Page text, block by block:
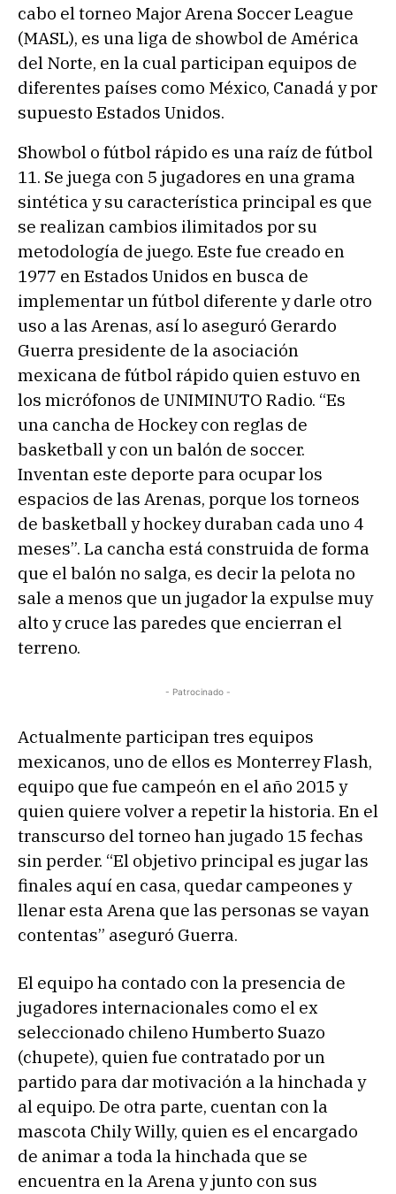
cabo el torneo Major Arena Soccer League
(MASL), es una liga de showbol de América
del Norte, en la cual participan equipos de
diferentes países como México, Canadá y por
supuesto Estados Unidos.
Showbol o fútbol rápido es una raíz de fútbol
11. Se juega con 5 jugadores en una grama
sintética y su característica principal es que
se realizan cambios ilimitados por su
metodología de juego. Este fue creado en
1977 en Estados Unidos en busca de
implementar un fútbol diferente y darle otro
uso a las Arenas, así lo aseguró Gerardo
Guerra presidente de la asociación
mexicana de fútbol rápido quien estuvo en
los micrófonos de UNIMINUTO Radio. “Es
una cancha de Hockey con reglas de
basketball y con un balón de soccer.
Inventan este deporte para ocupar los
espacios de las Arenas, porque los torneos
de basketball y hockey duraban cada uno 4
meses”. La cancha está construida de forma
que el balón no salga, es decir la pelota no
sale a menos que un jugador la expulse muy
alto y cruce las paredes que encierran el
terreno.
- Patrocinado -
Actualmente participan tres equipos
mexicanos, uno de ellos es Monterrey Flash,
equipo que fue campeón en el año 2015 y
quien quiere volver a repetir la historia. En el
transcurso del torneo han jugado 15 fechas
sin perder. “El objetivo principal es jugar las
finales aquí en casa, quedar campeones y
llenar esta Arena que las personas se vayan
contentas” aseguró Guerra.
El equipo ha contado con la presencia de
jugadores internacionales como el ex
seleccionado chileno Humberto Suazo
(chupete), quien fue contratado por un
partido para dar motivación a la hinchada y
al equipo. De otra parte, cuentan con la
mascota Chily Willy, quien es el encargado
de animar a toda la hinchada que se
encuentra en la Arena y junto con sus